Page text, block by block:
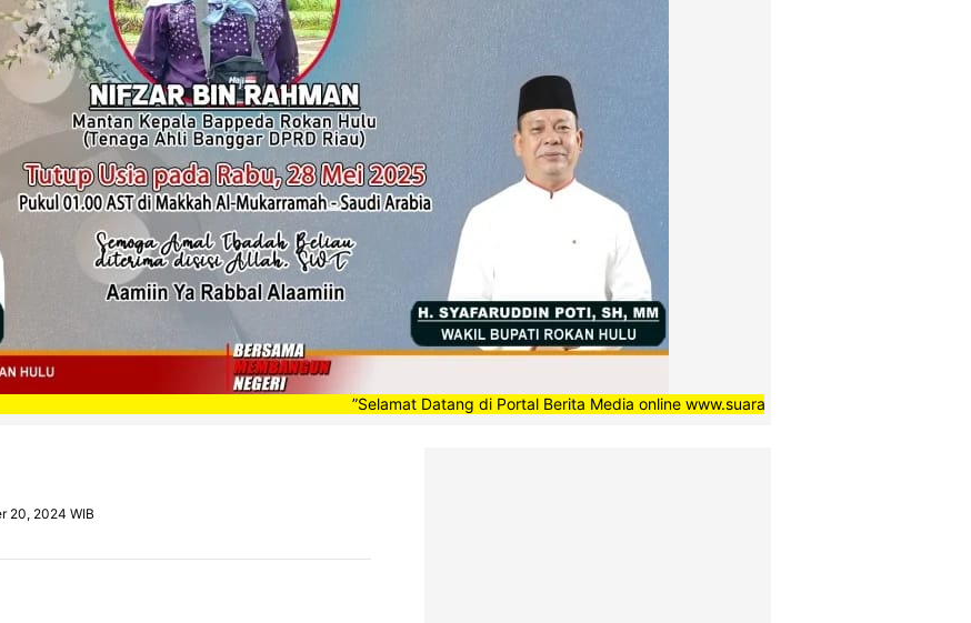
”Selamat Datang di Portal Berita Media online www.suaradaerahnews.com, semoga setiap
20, 2024 WIB